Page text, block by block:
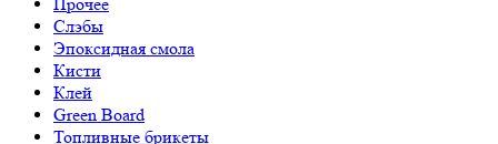
Слэбы
Эпоксидная смола
Кисти
Клей
Green Board
Топливные брикеты